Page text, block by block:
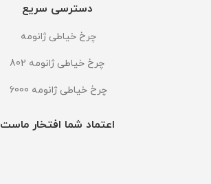
دسترسی سریع
چرخ خیاطی ژانومه
چرخ خیاطی ژانومه 802
چرخ خیاطی ژانومه 6000
اعتماد شما افتخار ماست